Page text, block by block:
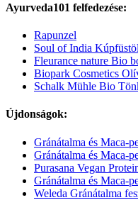
Ayurveda101 felfedezése:
Rapunzel
Soul of India
Fleurance nature Bio
Biopark Cosmetics
Schalk Mühle Bio
Újdonságok:
Gránátalma és Maca-
Gránátalma és Maca-
Purasana Vegan
Gránátalma és Maca-
Weleda Gránátalma